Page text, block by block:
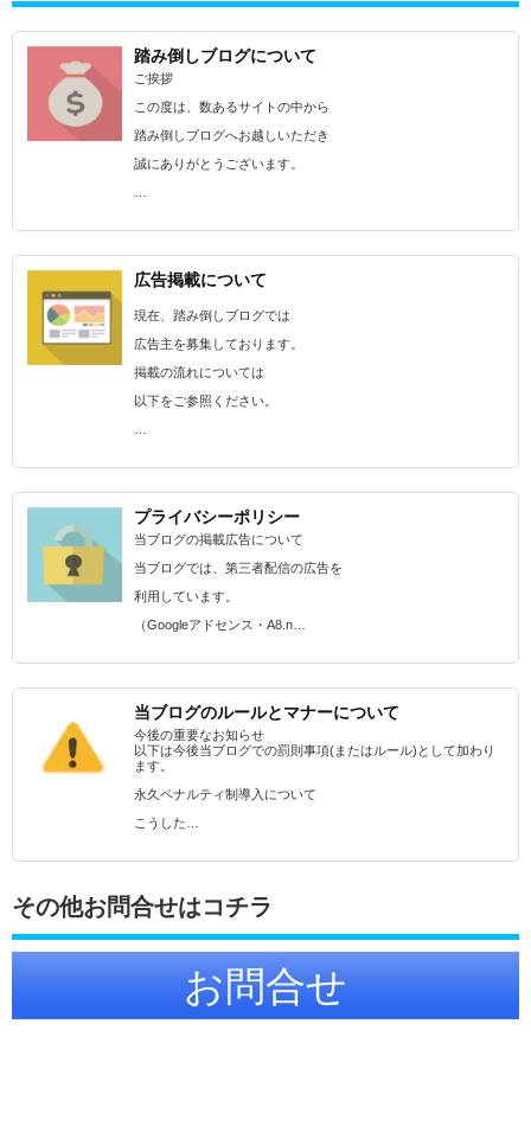
踏み倒しブログについて
ご挨拶
この度は、数あるサイトの中から
踏み倒しブログへお越しいただき
誠にありがとうございます。
…
広告掲載について
現在、踏み倒しブログでは
広告主を募集しております。
掲載の流れについては
以下をご参照ください。
…
プライバシーポリシー
当ブログの掲載広告について
当ブログでは、第三者配信の広告を
利用しています。
（Googleアドセンス・A8.n…
当ブログのルールとマナーについて
今後の重要なお知らせ
以下は今後当ブログでの罰則事項(またはルール)として加わり
ます。
永久ペナルティ制導入について
こうした…
その他お問合せはコチラ
お問合せ